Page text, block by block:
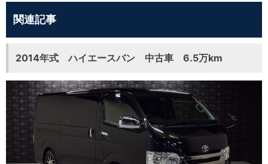
関連記事
2014年式 ハイエースバン 中古車 6.5万km